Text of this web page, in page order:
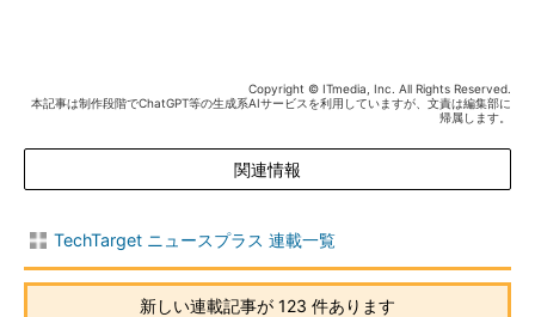
Copyright © ITmedia, Inc. All Rights Reserved.
本記事は制作段階でChatGPT等の生成系AIサービスを利用していますが、文責は編集部に
帰属します。
関連情報
TechTarget ニュースプラス 連載一覧
新しい連載記事が 123 件あります